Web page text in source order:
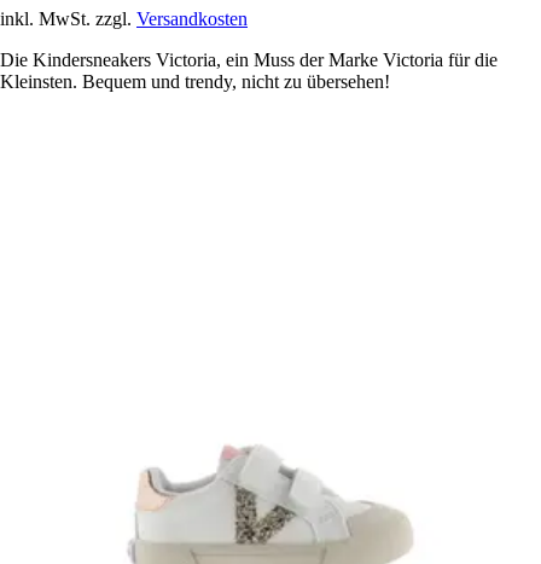
inkl. MwSt. zzgl. Versandkosten
Die Kindersneakers Victoria, ein Muss der Marke Victoria für die
Kleinsten. Bequem und trendy, nicht zu übersehen!